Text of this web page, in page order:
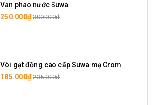
Van phao nước Suwa
250.000₫ 300.000₫
Vòi gạt đồng cao cấp Suwa mạ Crom
185.000₫ 235.000₫